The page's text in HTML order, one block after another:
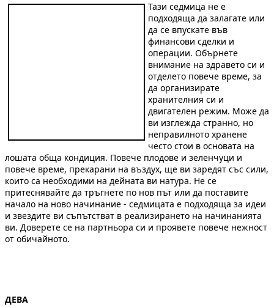
Тази седмица не е
подходяща да залагате или
да се впускате във
финансови сделки и
операции. Обърнете
внимание на здравето си и
отделето повече време, за
да организирате
хранителния си и
двигателен режим. Може да
ви изглежда странно, но
неправилното хранене
често стои в основата на
лошата обща кондиция. Повече плодове и зеленчуци и
повече време, прекарани на въздух, ще ви заредят със сили,
които са необходими на дейната ви натура. Не се
притеснявайте да тръгнете по нов път или да поставите
начало на ново начинание - седмицата е подходяща за идеи
и звездите ви съпътстват в реализирането на начинанията
ви. Доверете се на партньора си и проявете повече нежност
от обичайното.
ДЕВА